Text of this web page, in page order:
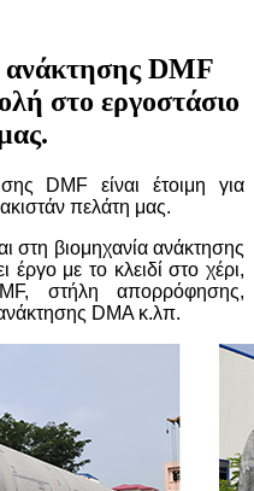
DMF
στο εργοστάσιο
DMF είναι έτοιμη για
πελάτη μας.
στη βιομηχανία ανάκτησης
με το κλειδί στο χέρι,
στήλη απορρόφησης,
DMA κ.λπ.